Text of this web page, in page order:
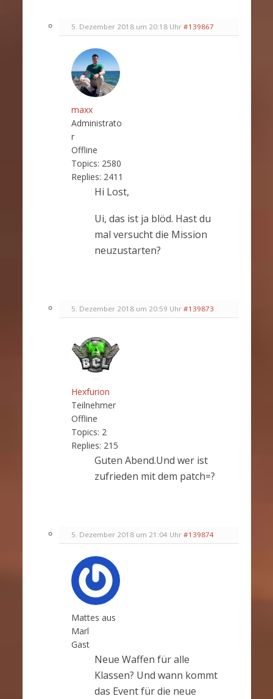
5. Dezember 2018 um 20:18 Uhr #139867
maxx
Administrato
r
Offline
Topics: 2580
Replies: 2411
Hi Lost,
Ui, das ist ja blöd. Hast du
mal versucht die Mission
neuzustarten?
5. Dezember 2018 um 20:59 Uhr #139873
Hexfurion
Teilnehmer
Offline
Topics: 2
Replies: 215
Guten Abend.Und wer ist
zufrieden mit dem patch=?
5. Dezember 2018 um 21:04 Uhr #139874
Mattes aus
Marl
Gast
Neue Waffen für alle
Klassen? Und wann kommt
das Event für die neue